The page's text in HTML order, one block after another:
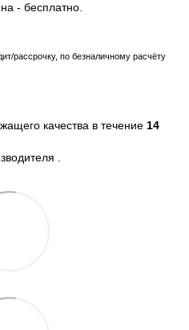
- бесплатно.
рассрочку, по безналичному расчёту
качества в течение 14
.